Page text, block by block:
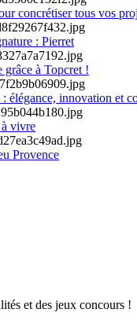
concrétiser tous vos
: Pierret
grâce à Topcret !
élégance, innovation et
à vivre
Provence
et des jeux concours !